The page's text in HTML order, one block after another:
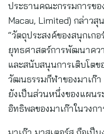
ประธานคณะกรรมการขอ
Macau, Limited) กล่าว
“วัตถุประสงค์ของสนุกเก
ยุทธศาสตร์การพัฒนาควา
และสนับสนุนการเติบโตข
วัฒนธรรมกีฬาของมาเก๊
ยังเป็นส่วนหนึ่งของแผนร
อิทธิพลของมาเก๊าในวงก